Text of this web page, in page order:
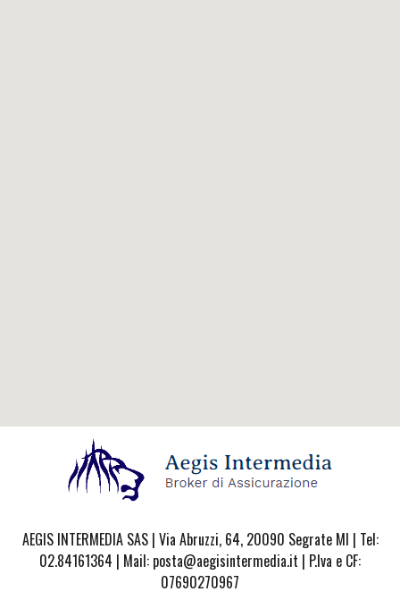
AEGIS INTERMEDIA SAS | Via Abruzzi, 64, 20090 Segrate MI | Tel:
02.84161364 | Mail: posta@aegisintermedia.it | P.Iva e CF:
07690270967